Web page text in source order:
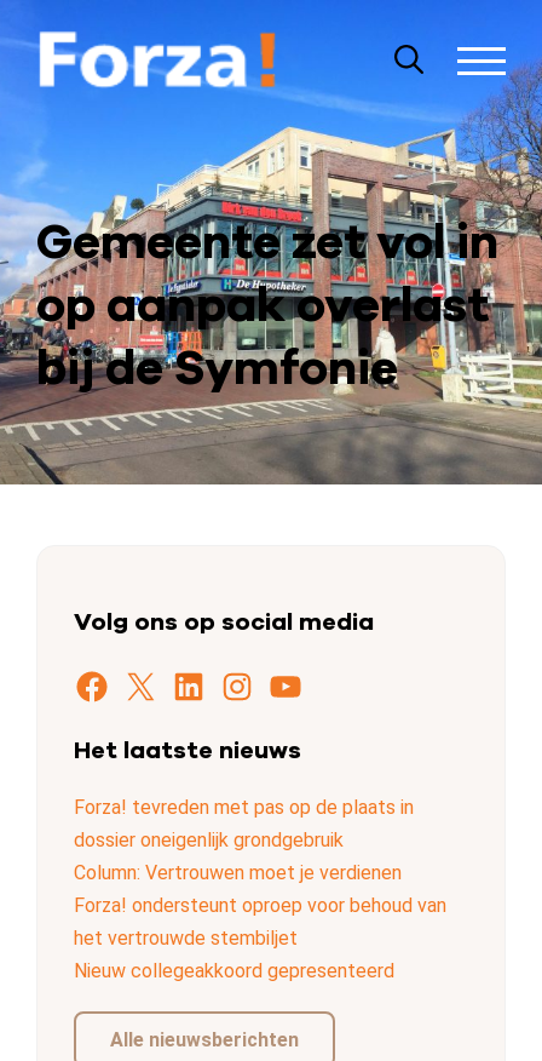
Gemeente zet vol in
op aanpak overlast
bij de Symfonie
Volg ons op social media
Facebook X LinkedIn Instagram YouTube
Het laatste nieuws
Forza! tevreden met pas op de plaats in
dossier oneigenlijk grondgebruik
Column: Vertrouwen moet je verdienen
Forza! ondersteunt oproep voor behoud van
het vertrouwde stembiljet
Nieuw collegeakkoord gepresenteerd
Alle nieuwsberichten